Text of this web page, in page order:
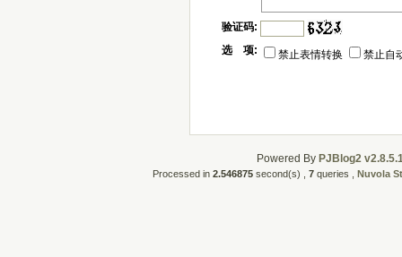
验证码:
选 项:
禁止表情转换 禁止自
Powered By PJBlog2
Processed in 2.546875 second(s) , 7 queries , Nuvola